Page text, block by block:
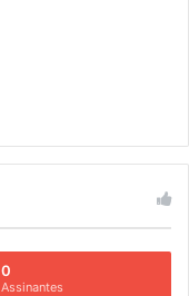
0
Assinantes